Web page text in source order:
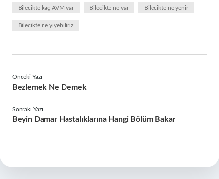
Bilecikte kaç AVM var Bilecikte ne var Bilecikte ne yenir
Bilecikte ne yiyebiliriz
Önceki Yazı
Bezlemek Ne Demek
Sonraki Yazı
Beyin Damar Hastalıklarına Hangi Bölüm Bakar